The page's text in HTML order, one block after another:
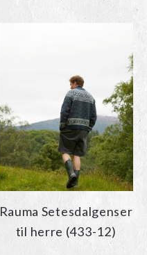
Rauma Setesdalgenser
til herre (433-12)